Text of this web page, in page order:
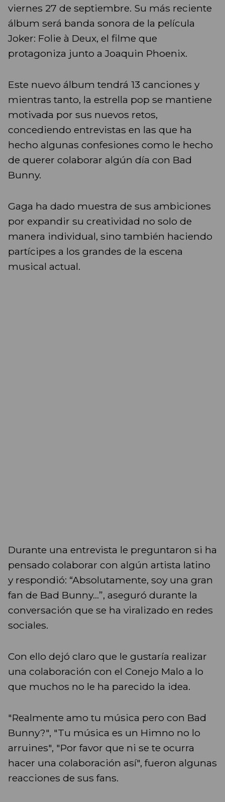
viernes 27 de septiembre. Su más reciente
álbum será banda sonora de la película
Joker: Folie à Deux, el filme que
protagoniza junto a Joaquin Phoenix.
Este nuevo álbum tendrá 13 canciones y
mientras tanto, la estrella pop se mantiene
motivada por sus nuevos retos,
concediendo entrevistas en las que ha
hecho algunas confesiones como le hecho
de querer colaborar algún día con Bad
Bunny.
Gaga ha dado muestra de sus ambiciones
por expandir su creatividad no solo de
manera individual, sino también haciendo
partícipes a los grandes de la escena
musical actual.
Durante una entrevista le preguntaron si ha
pensado colaborar con algún artista latino
y respondió: “Absolutamente, soy una gran
fan de Bad Bunny…”, aseguró durante la
conversación que se ha viralizado en redes
sociales.
Con ello dejó claro que le gustaría realizar
una colaboración con el Conejo Malo a lo
que muchos no le ha parecido la idea.
"Realmente amo tu música pero con Bad
Bunny?", "Tu música es un Himno no lo
arruines", "Por favor que ni se te ocurra
hacer una colaboración así", fueron algunas
reacciones de sus fans.